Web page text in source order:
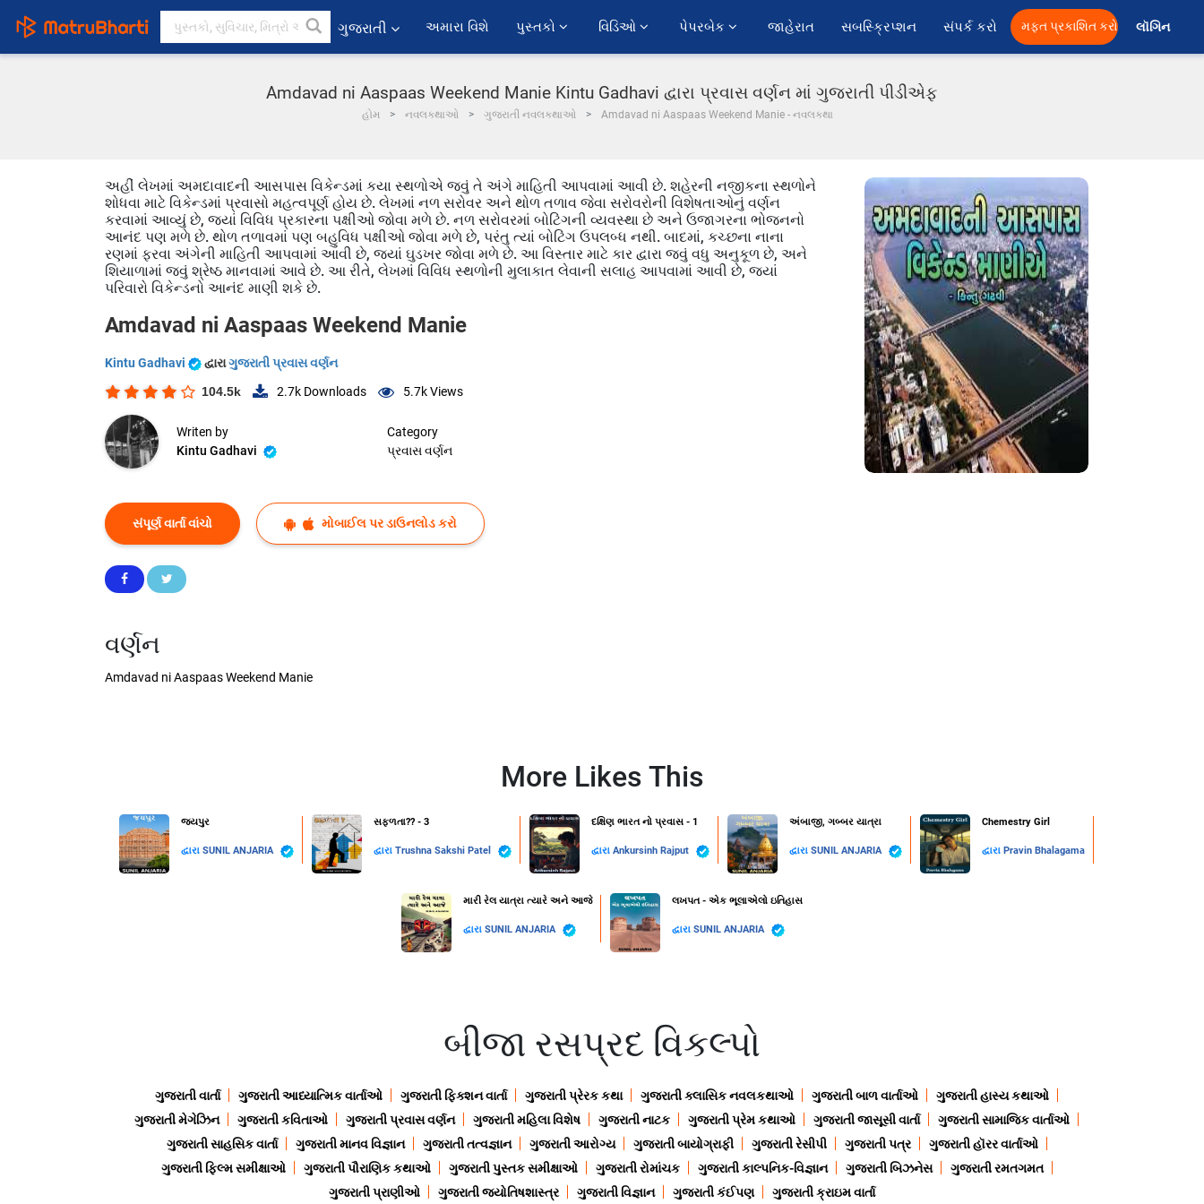
ગુજરાતી અમારા વિશે પુસ્તકો વિડિઓ પેપરબેક જાહેરાત સબસ્ક્રિપ્શન સંપર્ક કરો મફત પ્રકાશિત કરો લૉગિન
Amdavad ni Aaspaas Weekend Manie Kintu Gadhavi દ્વારા પ્રવાસ વર્ણન માં ગુજરાતી પીડીએફ
હોમ નવલકથાઓ ગુજરાતી નવલકથાઓ Amdavad ni Aaspaas Weekend Manie - નવલકથા
અહીં લેખમાં અમદાવાદની આસપાસ વિકેન્ડમાં કયા સ્થળોએ જવું તે અંગે માહિતી આપવામાં આવી છે. શહેરની નજીકના સ્થળોને
શોધવા માટે વિકેન્ડમાં પ્રવાસો મહત્વપૂર્ણ હોય છે. લેખમાં નળ સરોવર અને થોળ તળાવ જેવા સરોવરોની વિશેષતાઓનું વર્ણન
કરવામાં આવ્યું છે, જ્યાં વિવિધ પ્રકારના પક્ષીઓ જોવા મળે છે. નળ સરોવરમાં બોટિંગની વ્યવસ્થા છે અને ઉજાગરના ભોજનનો
આનંદ પણ મળે છે. થોળ તળાવમાં પણ બહુવિધ પક્ષીઓ જોવા મળે છે, પરંતુ ત્યાં બોટિંગ ઉપલબ્ધ નથી. બાદમાં, કચ્છના નાના
રણમાં ફરવા અંગેની માહિતી આપવામાં આવી છે, જ્યાં ઘુડખર જોવા મળે છે. આ વિસ્તાર માટે કાર દ્વારા જવું વધુ અનુકૂળ છે, અને
શિયાળામાં જવું શ્રેષ્ઠ માનવામાં આવે છે. આ રીતે, લેખમાં વિવિધ સ્થળોની મુલાકાત લેવાની સલાહ આપવામાં આવી છે, જ્યાં
પરિવારો વિકેન્ડનો આનંદ માણી શકે છે.
Amdavad ni Aaspaas Weekend Manie
Kintu Gadhavi દ્વારાગુજરાતી પ્રવાસ વર્ણન
104.5k 2.7k Downloads 5.7kViews
Writen by
Kintu Gadhavi
Category
પ્રવાસ વર્ણન
સંપૂર્ણ વાર્તા વાંચો મોબાઈલ પર ડાઉનલોડ કરો
વર્ણન
Amdavad ni Aaspaas Weekend Manie
More Likes This
જયપુર
દ્વારા SUNIL ANJARIA
સફળતા?? - 3
દ્વારા Trushna Sakshi Patel
દક્ષિણ ભારત નો પ્રવાસ - 1
દ્વારા Ankursinh Rajput
અંબાજી, ગબ્બર યાત્રા
દ્વારા SUNIL ANJARIA
Chemestry Girl
દ્વારા Pravin Bhalagama
મારી રેલ યાત્રા ત્યારે અને આજે
દ્વારા SUNIL ANJARIA
લખપત - એક ભૂલાએલો ઇતિહાસ
દ્વારા SUNIL ANJARIA
બીજા રસપ્રદ વિકલ્પો
ગુજરાતી વાર્તા ગુજરાતી આધ્યાત્મિક વાર્તાઓ ગુજરાતી ફિક્શન વાર્તા ગુજરાતી પ્રેરક કથા ગુજરાતી ક્લાસિક નવલકથાઓ ગુજરાતી બાળ વાર્તાઓ
ગુજરાતી હાસ્ય કથાઓ
ગુજરાતી મેગેઝિન
ગુજરાતી કવિતાઓ ગુજરાતી પ્રવાસ વર્ણન ગુજરાતી મહિલા વિશેષ ગુજરાતી નાટક ગુજરાતી પ્રેમ કથાઓ ગુજરાતી જાસૂસી વાર્તા
ગુજરાતી સામાજિક વાર્તાઓ
ગુજરાતી સાહસિક વાર્તા
ગુજરાતી માનવ વિજ્ઞાન ગુજરાતી તત્વજ્ઞાન ગુજરાતી આરોગ્ય ગુજરાતી બાયોગ્રાફી ગુજરાતી રેસીપી ગુજરાતી પત્ર
ગુજરાતી હૉરર વાર્તાઓ
ગુજરાતી ફિલ્મ સમીક્ષાઓ
ગુજરાતી પૌરાણિક કથાઓ ગુજરાતી પુસ્તક સમીક્ષાઓ ગુજરાતી રોમાંચક ગુજરાતી કાલ્પનિક-વિજ્ઞાન ગુજરાતી બિઝનેસ
ગુજરાતી રમતગમત
ગુજરાતી પ્રાણીઓ
ગુજરાતી જ્યોતિષશાસ્ત્ર ગુજરાતી વિજ્ઞાન ગુજરાતી કંઈપણ ગુજરાતી ક્રાઇમ વાર્તા